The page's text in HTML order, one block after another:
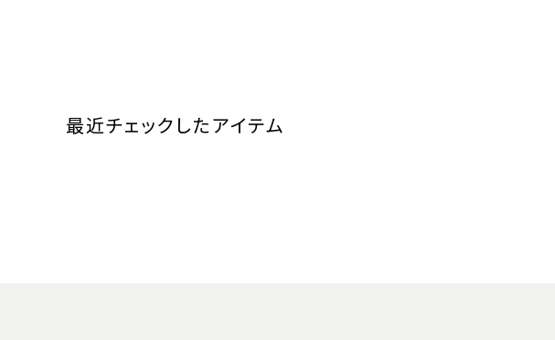
最近チェックしたアイテム